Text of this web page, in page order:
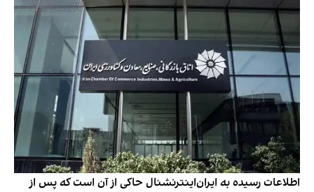
اطلاعات رسیده به ایران‌اینترنشنال حاکی از آن است که پس از